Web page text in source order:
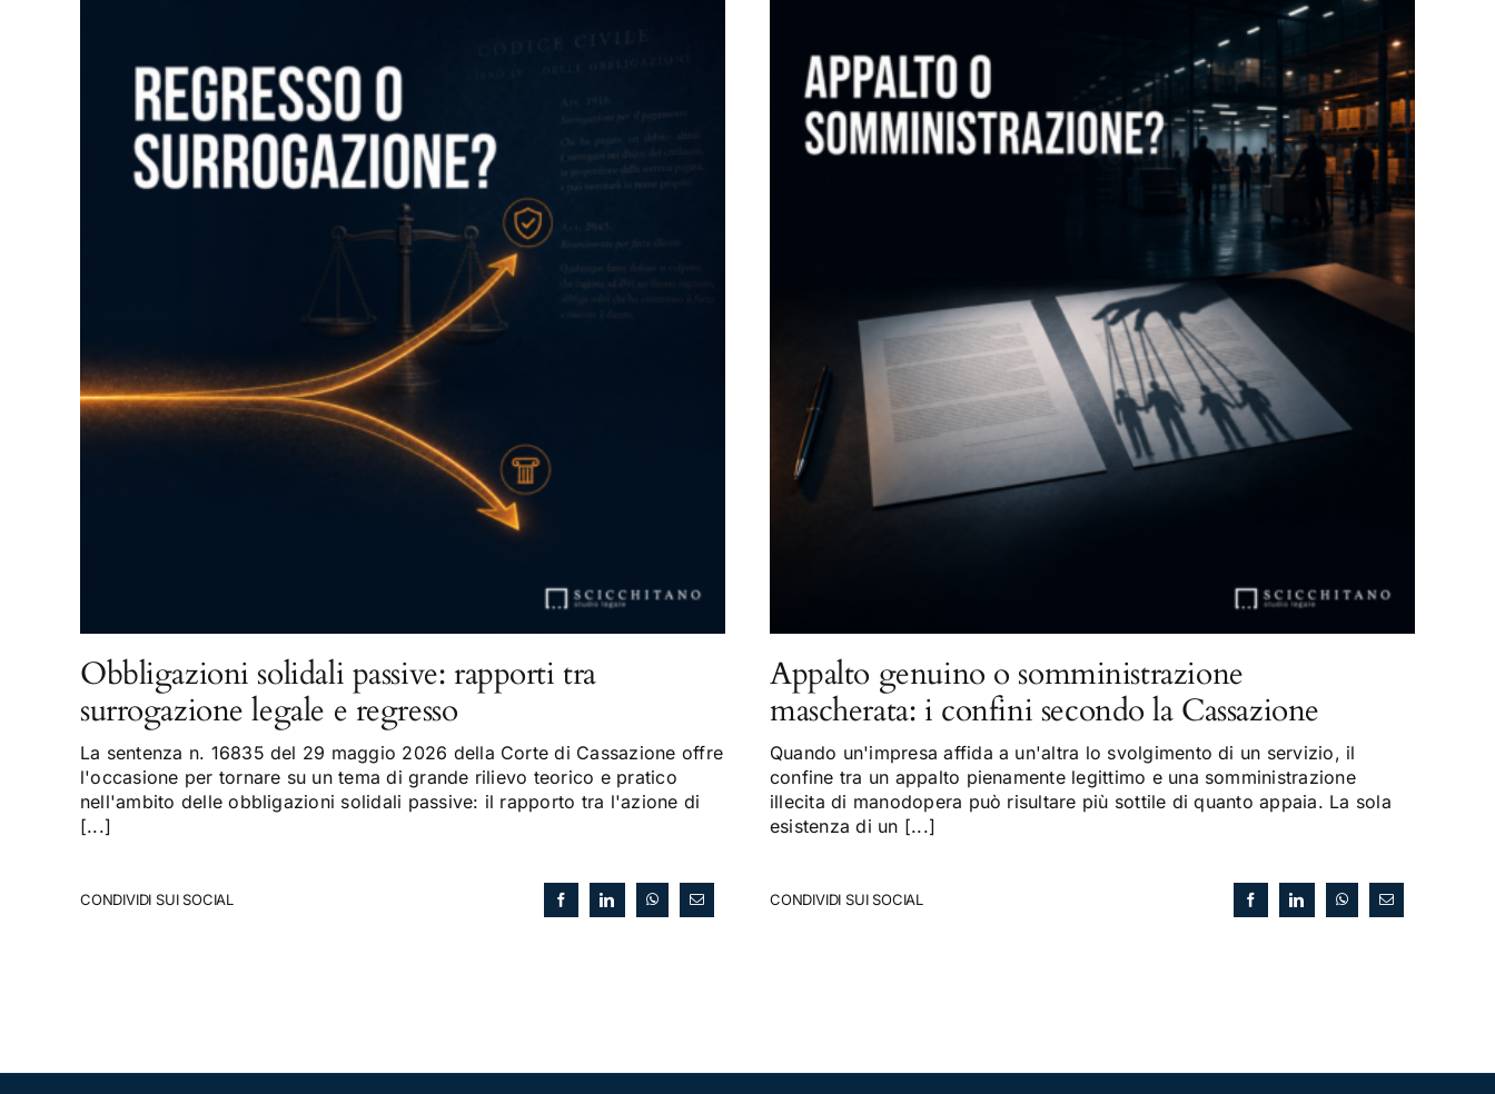
Obbligazioni solidali passive: rapporti tra
surrogazione legale e regresso
La sentenza n. 16835 del 29 maggio 2026 della Corte di Cassazione offre
l'occasione per tornare su un tema di grande rilievo teorico e pratico
nell'ambito delle obbligazioni solidali passive: il rapporto tra l'azione di
[...]
CONDIVIDI SUI SOCIAL
Appalto genuino o somministrazione
mascherata: i confini secondo la Cassazione
Quando un'impresa affida a un'altra lo svolgimento di un servizio, il
confine tra un appalto pienamente legittimo e una somministrazione
illecita di manodopera può risultare più sottile di quanto appaia. La sola
esistenza di un [...]
CONDIVIDI SUI SOCIAL